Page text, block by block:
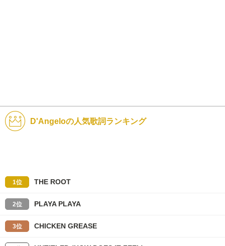
D'Angeloの人気歌詞ランキング
1位 THE ROOT
2位 PLAYA PLAYA
3位 CHICKEN GREASE